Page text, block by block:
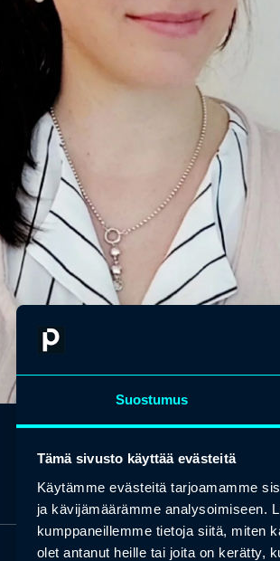
Suostumus
Tämä sivusto käyttää evästeitä
Käytämme evästeitä tarjoamamme
ja kävijämäärämme analysoimiseen.
kumppaneillemme tietoja siitä, miten
olet antanut heille tai joita on kerätty,